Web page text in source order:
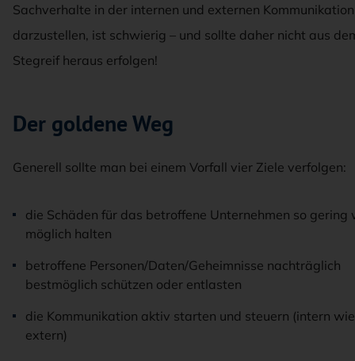
Sachverhalte in der internen und externen Kommunikation
darzustellen, ist schwierig – und sollte daher nicht aus
Stegreif heraus erfolgen!
Der goldene Weg
Generell sollte man bei einem Vorfall vier Ziele verfolgen:
die Schäden für das betroffene Unternehmen so gering
möglich halten
betroffene Personen/Daten/Geheimnisse nachträglich
bestmöglich schützen oder entlasten
die Kommunikation aktiv starten und steuern (intern wie
extern)